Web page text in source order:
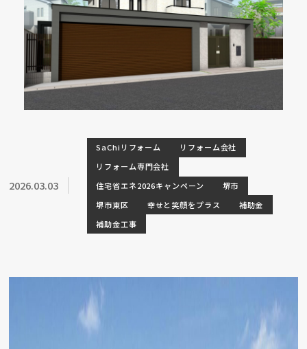
2026.03.03
SaChiリフォーム
リフォーム会社
リフォーム専門会社
住宅省エネ2026キャンペーン
堺市
堺市東区
幸せと笑顔をプラス
補助金
補助金工事